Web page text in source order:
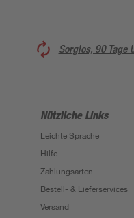
Sorglos, 90 Tage
Nützliche Links
Leichte Sprache
Hilfe
Zahlungsarten
Bestell- & Lieferservices
Versand